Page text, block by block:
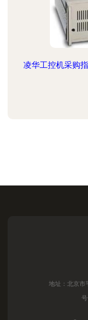
凌华工控机采购
地址：北京市